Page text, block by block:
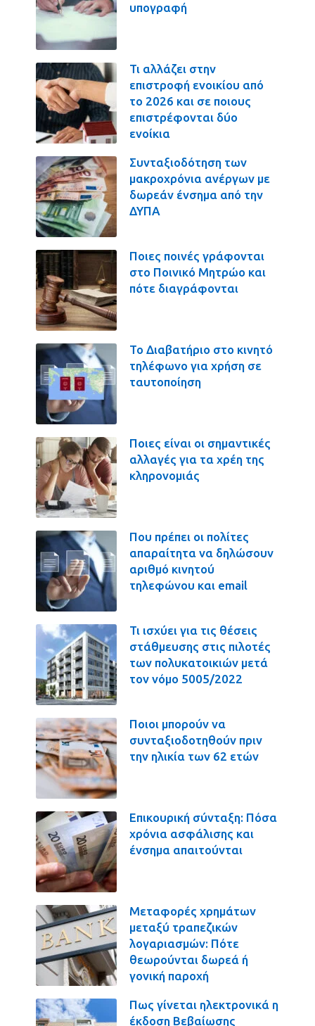
υπογραφή
Τι αλλάζει στην
επιστροφή ενοικίου από
το 2026 και σε ποιους
επιστρέφονται δύο
ενοίκια
Συνταξιοδότηση των
μακροχρόνια ανέργων με
δωρεάν ένσημα από την
ΔΥΠΑ
Ποιες ποινές γράφονται
στο Ποινικό Μητρώο και
πότε διαγράφονται
Το Διαβατήριο στο κινητό
τηλέφωνο για χρήση σε
ταυτοποίηση
Ποιες είναι οι σημαντικές
αλλαγές για τα χρέη της
κληρονομιάς
Που πρέπει οι πολίτες
απαραίτητα να δηλώσουν
αριθμό κινητού
τηλεφώνου και email
Τι ισχύει για τις θέσεις
στάθμευσης στις πιλοτές
των πολυκατοικιών μετά
τον νόμο 5005/2022
Ποιοι μπορούν να
συνταξιοδοτηθούν πριν
την ηλικία των 62 ετών
Επικουρική σύνταξη: Πόσα
χρόνια ασφάλισης και
ένσημα απαιτούνται
Μεταφορές χρημάτων
μεταξύ τραπεζικών
λογαριασμών: Πότε
θεωρούνται δωρεά ή
γονική παροχή
Πως γίνεται ηλεκτρονικά η
έκδοση Βεβαίωσης